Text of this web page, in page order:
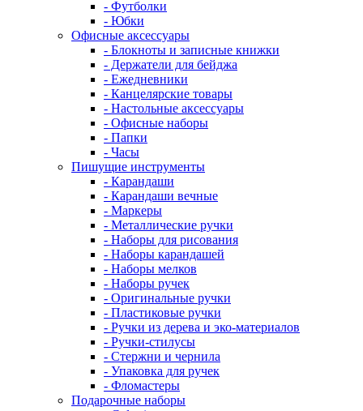
- Футболки
- Юбки
Офисные аксессуары
- Блокноты и записные книжки
- Держатели для бейджа
- Ежедневники
- Канцелярские товары
- Настольные аксессуары
- Офисные наборы
- Папки
- Часы
Пишущие инструменты
- Карандаши
- Карандаши вечные
- Маркеры
- Металлические ручки
- Наборы для рисования
- Наборы карандашей
- Наборы мелков
- Наборы ручек
- Оригинальные ручки
- Пластиковые ручки
- Ручки из дерева и эко-материалов
- Ручки-стилусы
- Стержни и чернила
- Упаковка для ручек
- Фломастеры
Подарочные наборы